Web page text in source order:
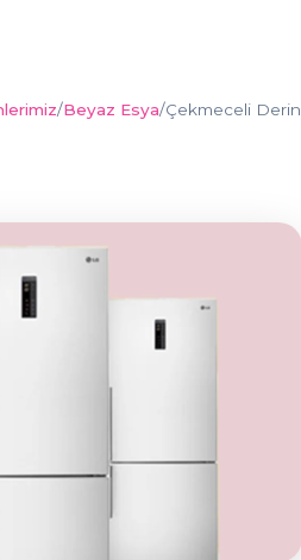
/Beyaz Esya/Çekmeceli